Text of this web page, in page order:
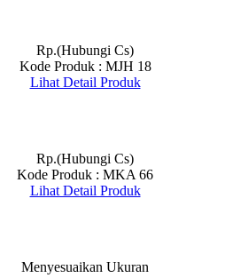
Rp.(Hubungi Cs)
Kode Produk : MJH 18
Lihat Detail Produk
Rp.(Hubungi Cs)
Kode Produk : MKA 66
Lihat Detail Produk
Menyesuaikan Ukuran